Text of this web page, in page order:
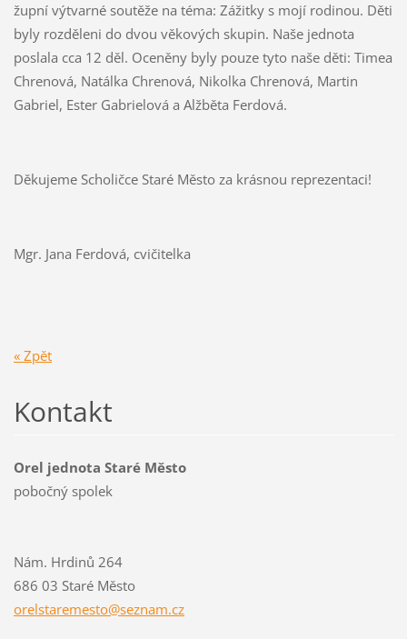
župní výtvarné soutěže na téma: Zážitky s mojí rodinou. Děti
byly rozděleni do dvou věkových skupin. Naše jednota
poslala cca 12 děl. Oceněny byly pouze tyto naše děti: Timea
Chrenová, Natálka Chrenová, Nikolka Chrenová, Martin
Gabriel, Ester Gabrielová a Alžběta Ferdová.
Děkujeme Scholičce Staré Město za krásnou reprezentaci!
Mgr. Jana Ferdová, cvičitelka
« Zpět
Kontakt
Orel jednota Staré Město
pobočný spolek
Nám. Hrdinů 264
686 03 Staré Město
orelstaremesto@seznam.cz